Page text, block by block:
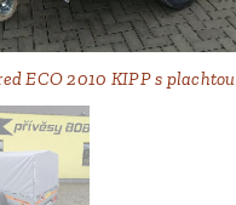
ECO 2010 KIPP s plachtou